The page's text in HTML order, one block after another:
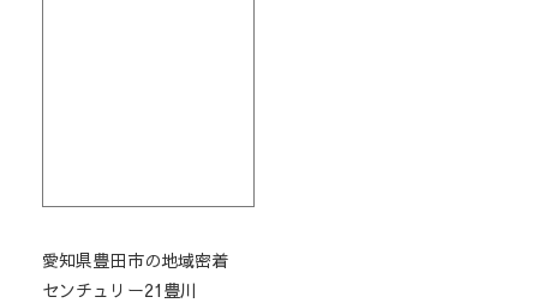
愛知県豊田市の地域密着
センチュリー21豊川